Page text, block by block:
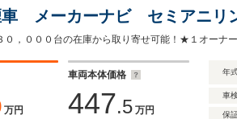
メーカーナビ セミアニリ
リ 純正19インチAW 3連フ
万円
車両本体価格
447.5 万円
年
車検
保